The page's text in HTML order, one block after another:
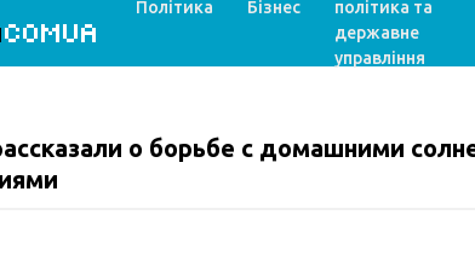
COMUA
Політика Бізнес
політика та
державне
управління
о борьбе с домашними